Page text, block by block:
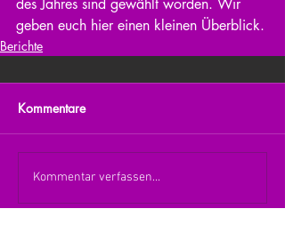
des Jahres sind gewählt worden. Wir
geben euch hier einen kleinen Überblick.
Berichte
Kommentare
Kommentar verfassen...